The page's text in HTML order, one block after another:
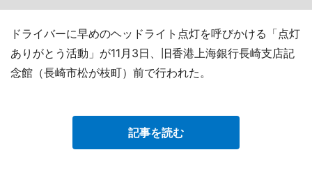
ドライバーに早めのヘッドライト点灯を呼びかける「点灯
ありがとう活動」が11月3日、旧香港上海銀行長崎支店記
念館（長崎市松が枝町）前で行われた。
記事を読む